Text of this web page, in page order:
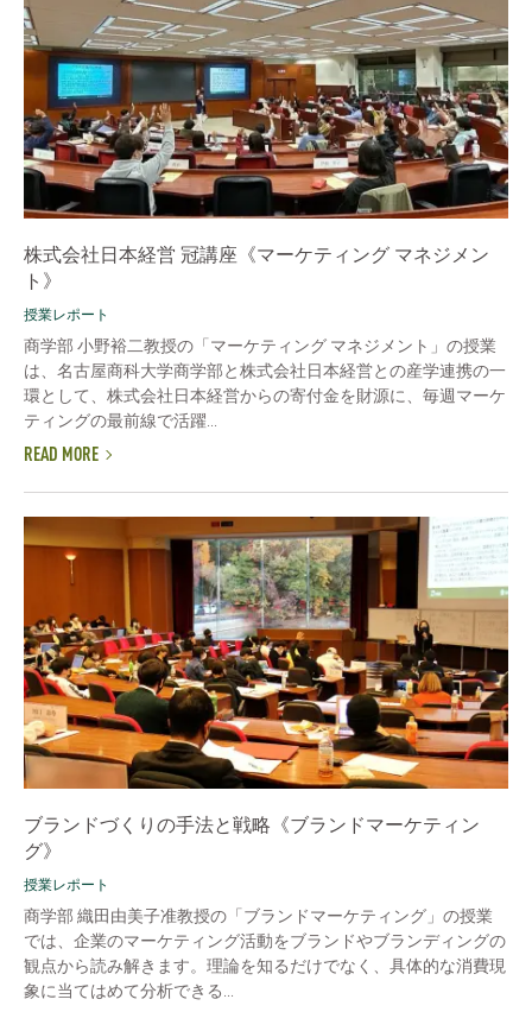
株式会社日本経営 冠講座《マーケティング マネジメン
ト》
授業レポート
商学部 小野裕二教授の「マーケティング マネジメント」の授業
は、名古屋商科大学商学部と株式会社日本経営との産学連携の一
環として、株式会社日本経営からの寄付金を財源に、毎週マーケ
ティングの最前線で活躍...
READ MORE
ブランドづくりの手法と戦略《ブランドマーケティン
グ》
授業レポート
商学部 織田由美子准教授の「ブランドマーケティング」の授業
では、企業のマーケティング活動をブランドやブランディングの
観点から読み解きます。理論を知るだけでなく、具体的な消費現
象に当てはめて分析できる...